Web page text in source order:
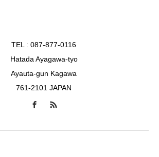
TEL : 087-877-0116
Hatada Ayagawa-tyo
Ayauta-gun Kagawa
761-2101 JAPAN